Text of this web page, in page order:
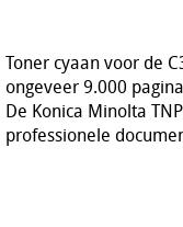
Toner cyaan voor de
ongeveer 9.000
De Konica Minolta
professionele